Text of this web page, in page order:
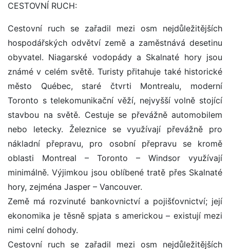
CESTOVNÍ RUCH:
Cestovní ruch se zařadil mezi osm nejdůležitějších
hospodářských odvětví země a zaměstnává desetinu
obyvatel. Niagarské vodopády a Skalnaté hory jsou
známé v celém světě. Turisty přitahuje také historické
město Québec, staré čtvrti Montrealu, moderní
Toronto s telekomunikační věží, nejvyšší volně stojící
stavbou na světě. Cestuje se převážně automobilem
nebo letecky. Železnice se využívají převážně pro
nákladní přepravu, pro osobní přepravu se kromě
oblasti Montreal – Toronto – Windsor využívají
minimálně. Výjimkou jsou oblíbené tratě přes Skalnaté
hory, zejména Jasper – Vancouver.
Země má rozvinuté bankovnictví a pojišťovnictví; její
ekonomika je těsně spjata s americkou – existují mezi
nimi celní dohody.
Cestovní ruch se zařadil mezi osm nejdůležitějších